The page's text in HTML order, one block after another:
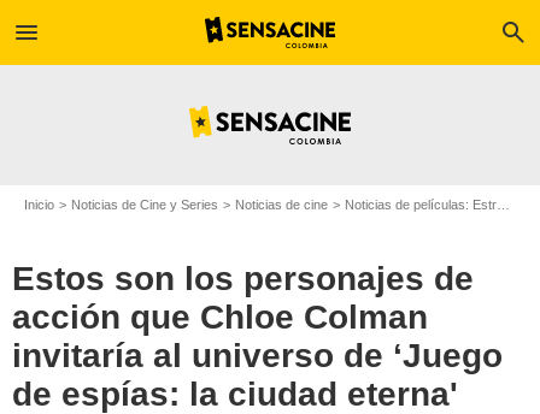
menu search
Inicio Noticias de Cine y Series Noticias de cine Noticias de películas: Estreno de película
Estos son los personajes de
acción que Chloe Colman
invitaría al universo de ‘Juego
de espías: la ciudad eterna'